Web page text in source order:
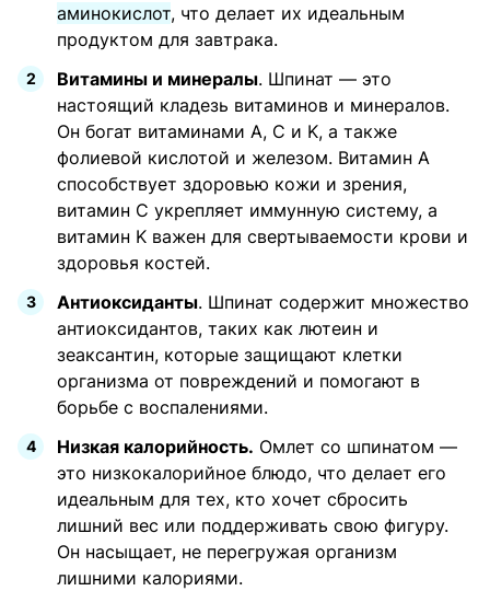
аминокислот, что делает их идеальным
продуктом для завтрака.
Витамины и минералы. Шпинат — это
настоящий кладезь витаминов и минералов.
Он богат витаминами A, C и K, а также
фолиевой кислотой и железом. Витамин A
способствует здоровью кожи и зрения,
витамин C укрепляет иммунную систему, а
витамин K важен для свертываемости крови и
здоровья костей.
Антиоксиданты. Шпинат содержит множество
антиоксидантов, таких как лютеин и
зеаксантин, которые защищают клетки
организма от повреждений и помогают в
борьбе с воспалениями.
Низкая калорийность. Омлет со шпинатом —
это низкокалорийное блюдо, что делает его
идеальным для тех, кто хочет сбросить
лишний вес или поддерживать свою фигуру.
Он насыщает, не перегружая организм
лишними калориями.